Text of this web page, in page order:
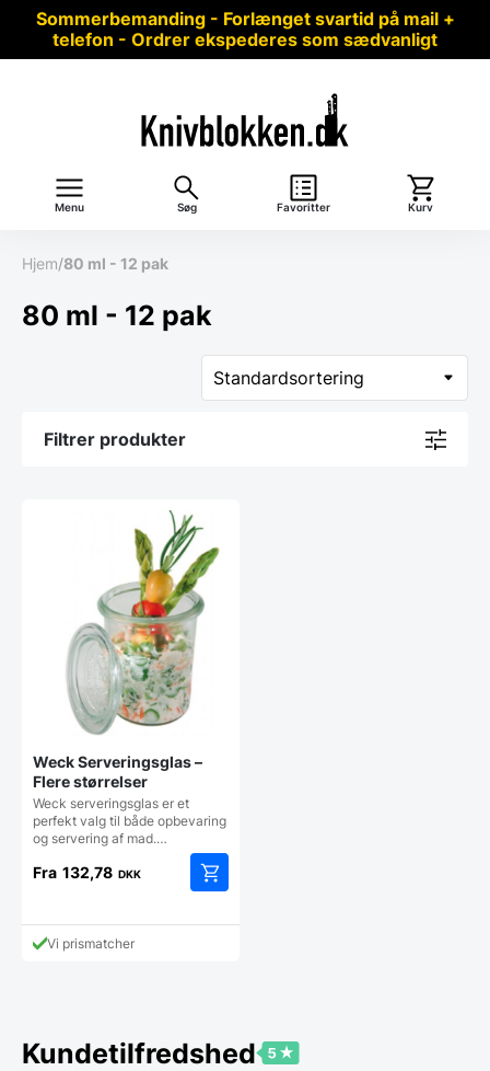
Sommerbemanding - Forlænget svartid på mail +
telefon - Ordrer ekspederes som sædvanligt
Menu Søg Favoritter Kurv
Hjem/80 ml - 12 pak
80 ml - 12 pak
Filtrer produkter
Weck Serveringsglas –
Flere størrelser
Weck serveringsglas er et
perfekt valg til både opbevaring
og servering af mad.…
Fra 132,78 DKK
vare
vælges
på
Vi prismatcher
Kundetilfredshed